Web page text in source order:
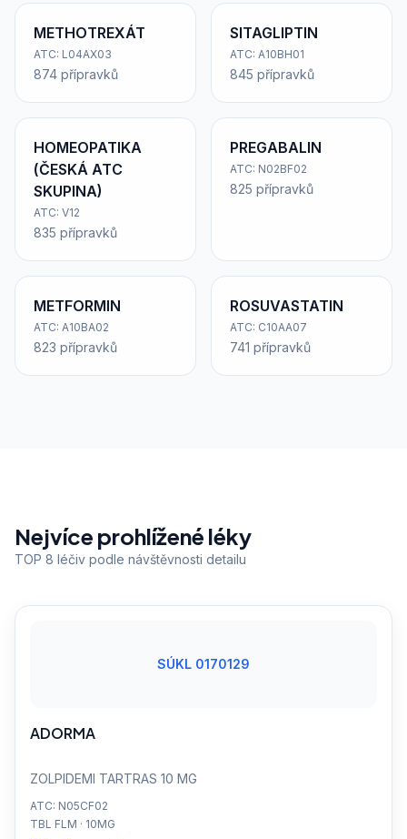
METHOTREXÁT
ATC: L04AX03
874 přípravků
SITAGLIPTIN
ATC: A10BH01
845 přípravků
HOMEOPATIKA
(ČESKÁ ATC
SKUPINA)
ATC: V12
835 přípravků
PREGABALIN
ATC: N02BF02
825 přípravků
METFORMIN
ATC: A10BA02
823 přípravků
ROSUVASTATIN
ATC: C10AA07
741 přípravků
Nejvíce prohlížené léky
TOP 8 léčiv podle návštěvnosti detailu
SÚKL 0170129
ADORMA
ZOLPIDEMI TARTRAS 10 MG
ATC: N05CF02
TBL FLM · 10MG